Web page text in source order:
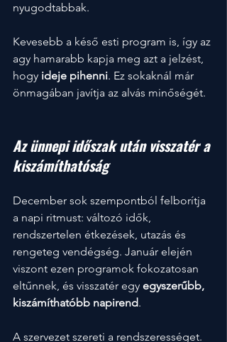
nyugodtabbak.
Kevesebb a késő esti program is, így az
agy hamarabb kapja meg azt a jelzést,
hogy ideje pihenni. Ez sokaknál már
önmagában javítja az alvás minőségét.
Az ünnepi időszak után visszatér a
kiszámíthatóság
December sok szempontból felborítja
a napi ritmust: változó idők,
rendszertelen étkezések, utazás és
rengeteg vendégség. Január elején
viszont ezen programok fokozatosan
eltűnnek, és visszatér egy egyszerűbb,
kiszámíthatóbb napirend.
A szervezet szereti a rendszerességet.